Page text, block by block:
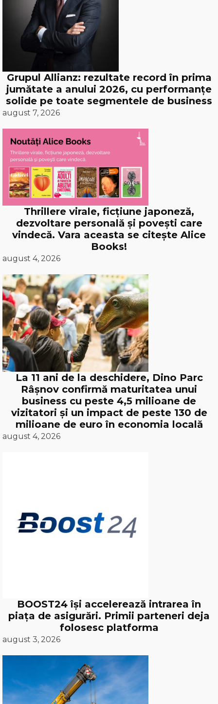
Grupul Allianz: rezultate record în prima
jumătate a anului 2026, cu performanțe
solide pe toate segmentele de business
august 7, 2026
Thrillere virale, ficțiune japoneză,
dezvoltare personală și povești care
vindecă. Vara aceasta se citește Alice
Books!
august 4, 2026
La 11 ani de la deschidere, Dino Parc
Râșnov confirmă maturitatea unui
business cu peste 4,5 milioane de
vizitatori și un impact de peste 130 de
milioane de euro în economia locală
august 4, 2026
BOOST24 își accelerează intrarea în
piața de asigurări. Primii parteneri deja
folosesc platforma
august 3, 2026